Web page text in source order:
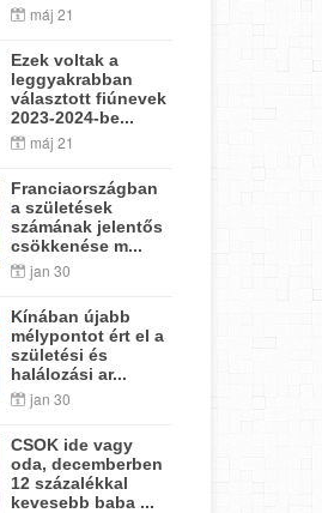
máj 21
Ezek voltak a
leggyakrabban
választott fiúnevek
2023-2024-be...
máj 21
Franciaországban
a születések
számának jelentős
csökkenése m...
jan 30
Kínában újabb
mélypontot ért el a
születési és
halálozási ar...
jan 30
CSOK ide vagy
oda, decemberben
12 százalékkal
kevesebb baba ...